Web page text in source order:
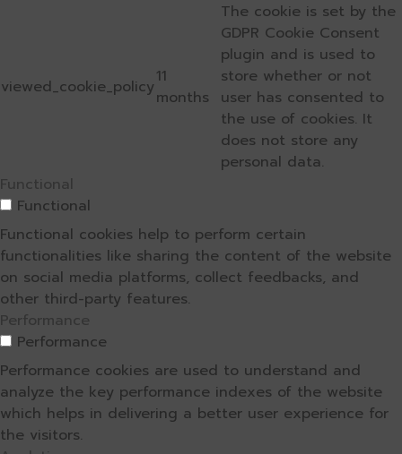
viewed_cookie_policy11
months
The cookie is set by the
GDPR Cookie Consent
plugin and is used to
store whether or not
user has consented to
the use of cookies. It
does not store any
personal data.
Functional
Functional
Functional cookies help to perform certain
functionalities like sharing the content of the website
on social media platforms, collect feedbacks, and
other third-party features.
Performance
Performance
Performance cookies are used to understand and
analyze the key performance indexes of the website
which helps in delivering a better user experience for
the visitors.